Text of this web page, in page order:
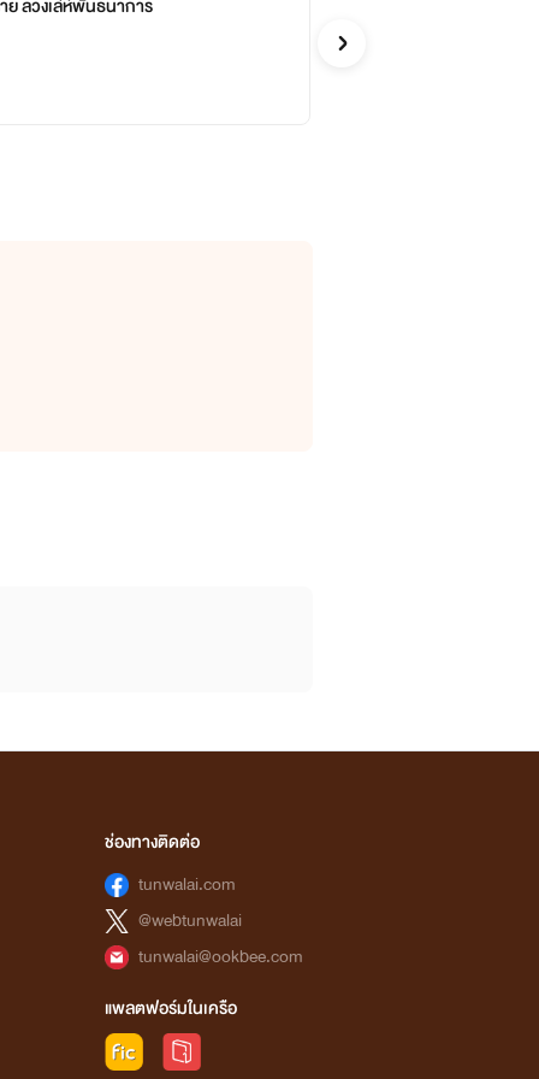
เขียนเรื่องอะไรหรือกำลังจะเขียนเรื่องอะไรจะลง
กลับย้อนแย้ง(มันไม่ใช่เลย) จึงเขียนเรื่องราวทุก
มื่อเจอหนังสือวิธีการเขียนนิยายในหอสมุด(ทั้งที่ไป
ตที่เคยได้ท่องเที่ยวและพบเจอผู้คน
ย ลวงเล่ห์พันธนาการ
ช่องทางติดต่อ
tunwalai.com
@webtunwalai
tunwalai@ookbee.com
แพลตฟอร์มในเครือ